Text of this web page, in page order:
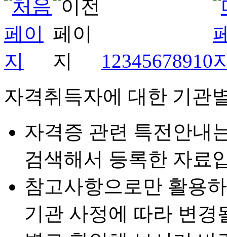
12345678910
자격취득자에 대한 기관
자격증 관련 특전안내
검색해서 등록한 자료
참고사항으로만 활용
기관 사정에 따라 변경